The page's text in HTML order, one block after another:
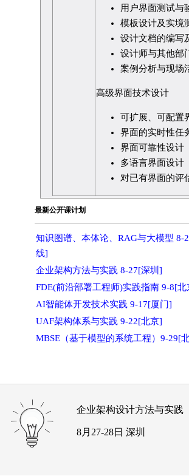
用户界面测试与
模板设计及实境
设计文档的编写
设计师与其他部
案例分析与现场
高级界面技术设计
可扩展、可配置
界面的实时性任
界面可靠性设计
多语言界面设计
对已有界面的评
最新公开课计划
知识图谱、本体论、RAG与大模型 8-
线]
企业架构方法与实践 8-27[深圳]
FDE(前沿部署工程师)实践指南 9-8[北
AI智能体开发技术实践 9-17[厦门]
UAF架构体系与实践 9-22[北京]
MBSE（基于模型的系统工程）9-29[